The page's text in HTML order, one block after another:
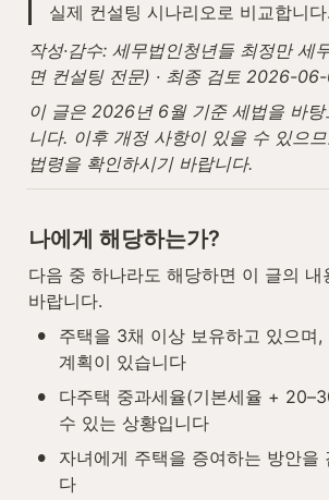
실제 컨설팅 시나리오로 비교합니다.
작성·감수: 세무법인청년들 최정만 세
면 컨설팅 전문) · 최종 검토 2026-
이 글은 2026년 6월 기준 세법을 바
니다. 이후 개정 사항이 있을 수 있으
법령을 확인하시기 바랍니다.
나에게 해당하는가?
다음 중 하나라도 해당하면 이 글의 내
바랍니다.
•
주택을 3채 이상 보유하고 있으며,
계획이 있습니다
•
다주택 중과세율(기본세율 +
수 있는 상황입니다
•
자녀에게 주택을 증여하는 방안을
다